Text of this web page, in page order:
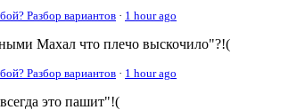
Разбор вариантов · 1 hour ago
Махал что плечо выскочило"?!(
Разбор вариантов · 1 hour ago
это пашит"!(